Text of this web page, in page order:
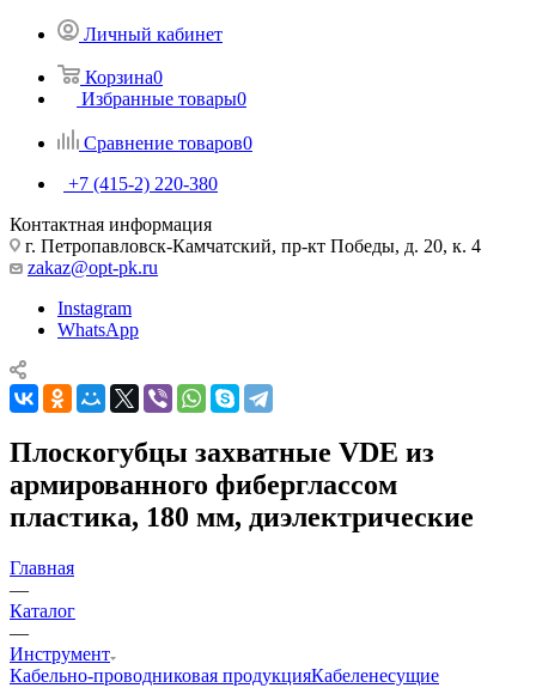
Личный кабинет
Корзина0
Избранные товары0
Сравнение товаров0
+7 (415-2) 220-380
Контактная информация
г. Петропавловск-Камчатский, пр-кт Победы, д. 20, к. 4
zakaz@opt-pk.ru
Instagram
WhatsApp
Плоскогубцы захватные VDE из
армированного фиберглассом
пластика, 180 мм, диэлектрические
Главная
—
Каталог
—
Инструмент
Кабельно-проводниковая продукцияКабеленесущие